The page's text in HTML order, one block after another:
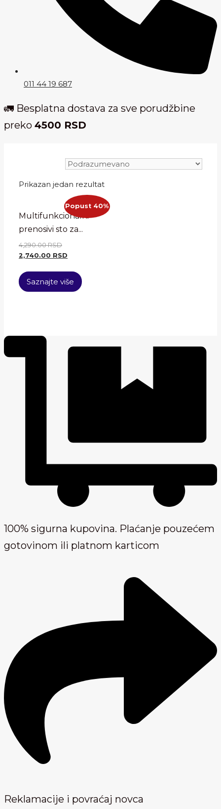
011 44 19 687
🚛 Besplatna dostava za sve porudžbine
preko 4500 RSD
Prikazan jedan rezultat
Popust 40%
Multifunkcionalni
prenosivi sto za...
4,290.00RSD
2,740.00 RSD
Saznajte više
100% sigurna kupovina. Plaćanje pouzećem
gotovinom ili platnom karticom
Reklamacije i povraćaj novca